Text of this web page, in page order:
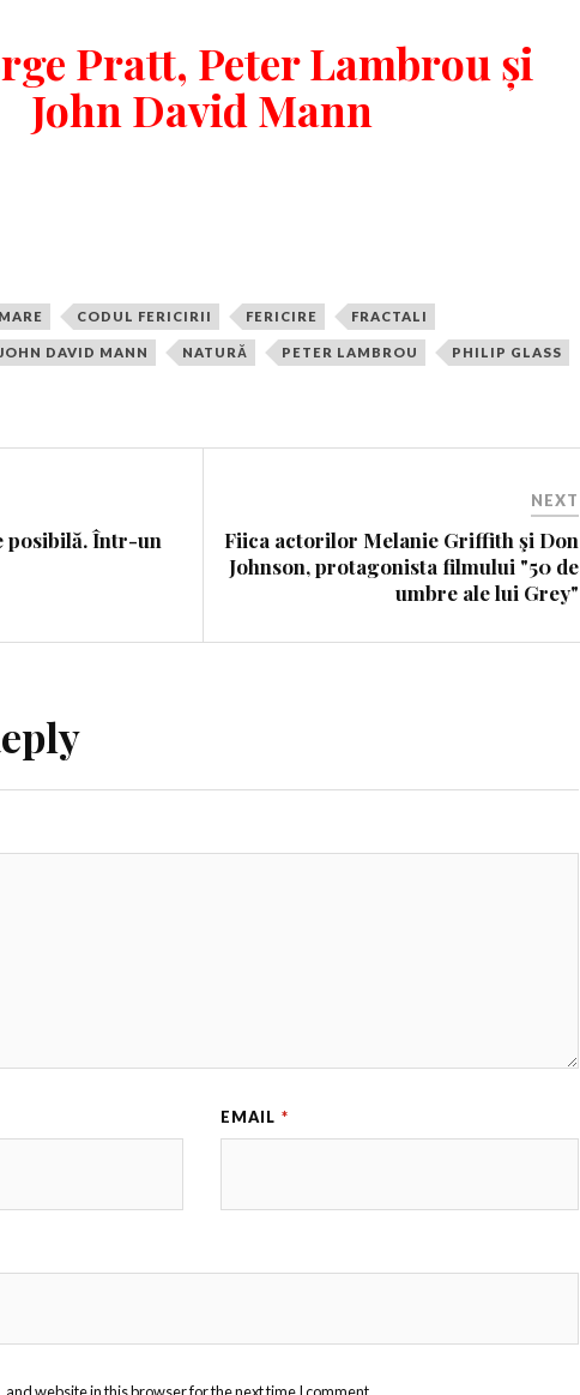
Pratt, Peter Lambrou și
John David Mann
CODUL FERICIRII FERICIRE FRACTALI
JOHN DAVID MANN NATURĂ PETER LAMBROU PHILIP GLASS
posibilă. Într-un
NEXT
Fiica actorilor Melanie Griffith şi Don
Johnson, protagonista filmului "50 de
umbre ale lui Grey"
EMAIL *
and website in this browser for the next time I comment.